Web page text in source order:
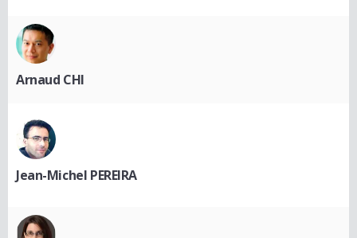
Arnaud CHI
Jean-Michel PEREIRA